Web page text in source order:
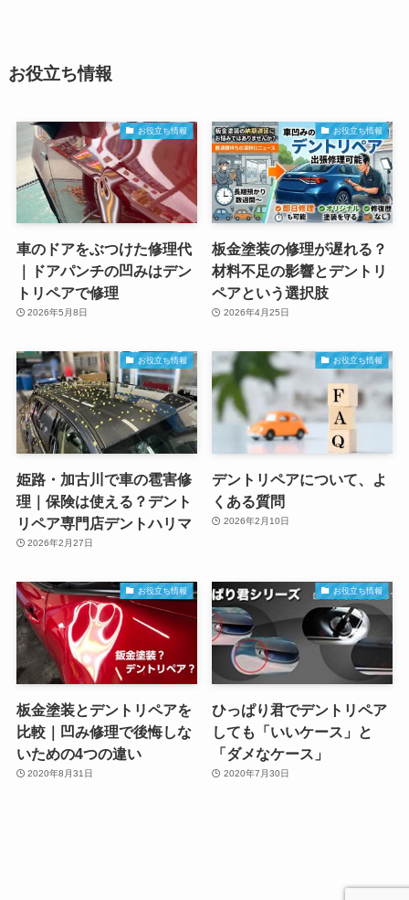
お役立ち情報
お役立ち情報
車のドアをぶつけた修理代
｜ドアパンチの凹みはデン
トリペアで修理
2026年5月8日
お役立ち情報
板金塗装の修理が遅れる？
材料不足の影響とデントリ
ペアという選択肢
2026年4月25日
お役立ち情報
姫路・加古川で車の雹害修
理｜保険は使える？デント
リペア専門店デントハリマ
2026年2月27日
お役立ち情報
デントリペアについて、よ
くある質問
2026年2月10日
お役立ち情報
板金塗装とデントリペアを
比較｜凹み修理で後悔しな
いための4つの違い
2020年8月31日
お役立ち情報
ひっぱり君でデントリペア
しても「いいケース」と
「ダメなケース」
2020年7月30日